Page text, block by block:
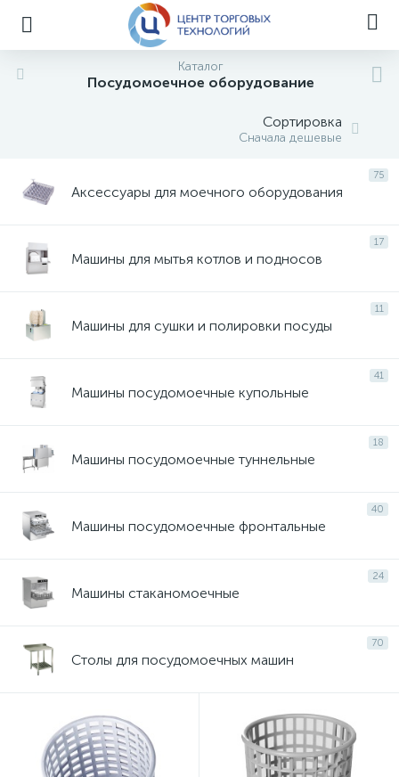
Каталог
Посудомоечное оборудование
Сортировка
Сначала дешевые
75
Аксессуары для моечного оборудования
17
Машины для мытья котлов и подносов
11
Машины для сушки и полировки посуды
41
Машины посудомоечные купольные
18
Машины посудомоечные туннельные
40
Машины посудомоечные фронтальные
24
Машины стаканомоечные
70
Столы для посудомоечных машин